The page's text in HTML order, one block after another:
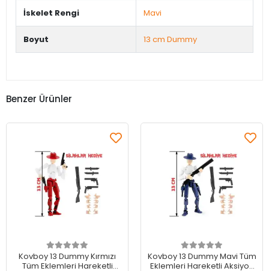
İskelet Rengi Mavi
Boyut 13 cm Dummy
Benzer Ürünler
Sepete Ekle
Kovboy 13 Dummy Kırmızı
Tüm Eklemleri Hareketli
Sepete Ekle
Kovboy 13 Dummy Mavi Tüm
Eklemleri Hareketli Aksiyon